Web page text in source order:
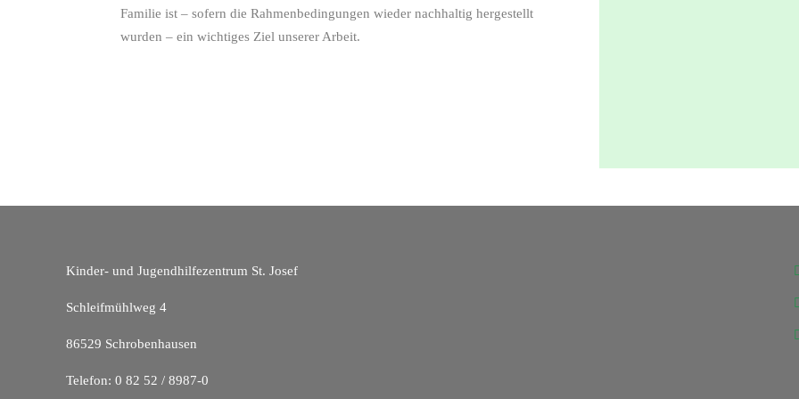
Familie ist – sofern die Rahmenbedingungen wieder nachhaltig hergestellt
wurden – ein wichtiges Ziel unserer Arbeit.
Kinder- und Jugendhilfezentrum St. Josef
Schleifmühlweg 4
86529 Schrobenhausen
Telefon: 0 82 52 / 8987-0